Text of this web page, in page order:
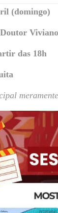
(domingo)
das 18h